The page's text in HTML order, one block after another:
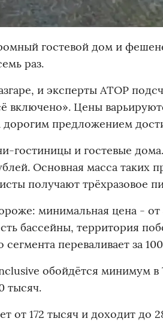
гостевой дом и
раз.
и эксперты АТОР
включено». Цены
предложением
гостиницы и гостевые
Основная масса
получают трёхразовое
минимальная цена -
бассейны, территория
переваливает за
обойдётся минимум
тысяч.
от 172 тысяч и доходит до